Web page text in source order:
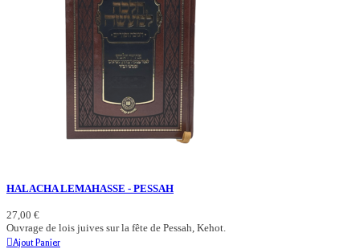
HALACHA LEMAHASSE - PESSAH
27,00 €
Ouvrage de lois juives sur la fête de Pessah, Kehot.
Ajout Panier